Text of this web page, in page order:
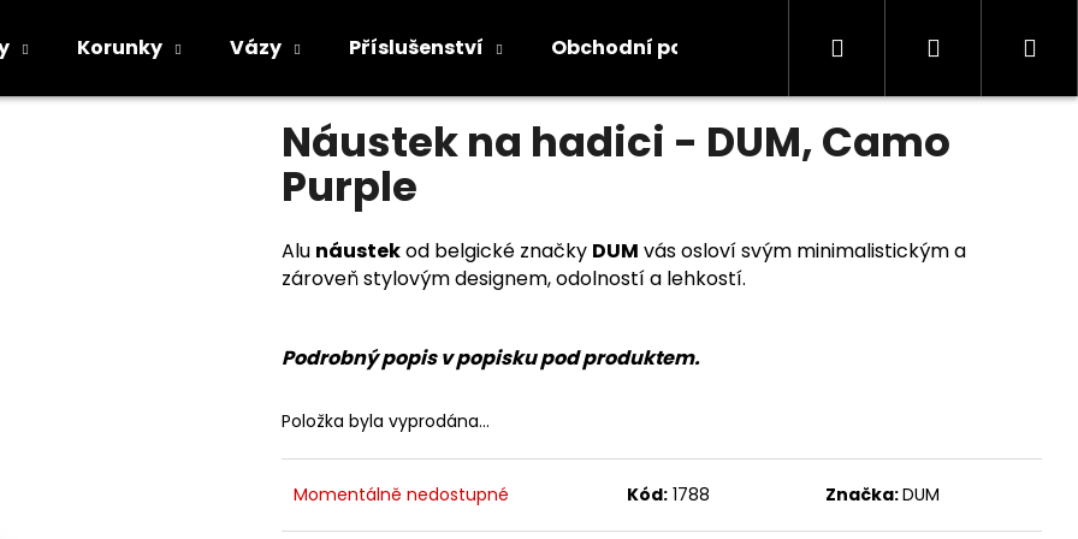
Korunky Vázy Příslušenství Obchodní podmínky Kontakty Informace
Hledat Přihlášení
hodnocení
produktu
je
0,0
hvězdiček.
Náustek na hadici - DUM, Camo
Purple
Alu náustekod belgické značky DUM vás osloví svým minimalistickým a
zároveň stylovým designem, odolností a lehkostí.
Podrobný popis v popisku pod produktem.
Položka byla vyprodána…
Momentálně nedostupné Kód: 1788 Značka:DUM
Co potřebujete najít?